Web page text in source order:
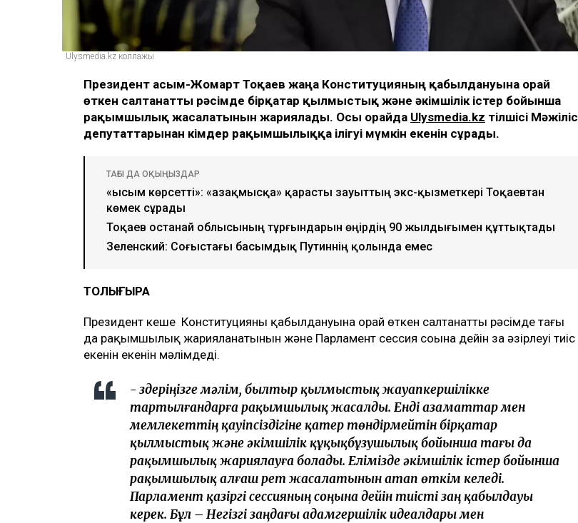
Ulysmedia.kz коллажы
Президент Қасым-Жомарт Тоқаев жаңа Конституцияның қабылдануына орай
өткен салтанатты рәсімде бірқатар қылмыстық және әкімшілік істер бойынша
рақымшылық жасалатынын жариялады. Осы орайда Ulysmedia.kz тілшісі Мәжіліс
депутаттарынан кімдер рақымшылыққа ілігуі мүмкін екенін сұрады.
ТАҒЫ ДА ОҚЫҢЫЗДАР
«Қысым көрсетті»: «Қазақмысқа» қарасты зауыттың экс-қызметкері Тоқаевтан
көмек сұрады
Тоқаев Қостанай облысының тұрғындарын өңірдің 90 жылдығымен құттықтады
Зеленский: Соғыстағы басымдық Путиннің қолында емес
ТОЛЫҒЫРАҚ
Президент кеше Конституцияның қабылдануына орай өткен салтанатты рәсімде тағы
да рақымшылық жарияланатынын және Парламент сессия соңына дейін заң әзірлеуі тиіс
екенін екенін мәлімдеді.
- Өздеріңізге мәлім, былтыр қылмыстық жауапкершілікке
тартылғандарға рақымшылық жасалды. Енді азаматтар мен
мемлекеттің қауіпсіздігіне қатер төндірмейтін бірқатар
қылмыстық және әкімшілік құқықбұзушылық бойынша тағы да
рақымшылық жариялауға болады. Елімізде әкімшілік істер бойынша
рақымшылық алғаш рет жасалатынын атап өткім келеді.
Парламент қазіргі сессияның соңына дейін тиісті заң қабылдауы
керек. Бұл – Негізгі заңдағы адамгершілік идеалдары мен